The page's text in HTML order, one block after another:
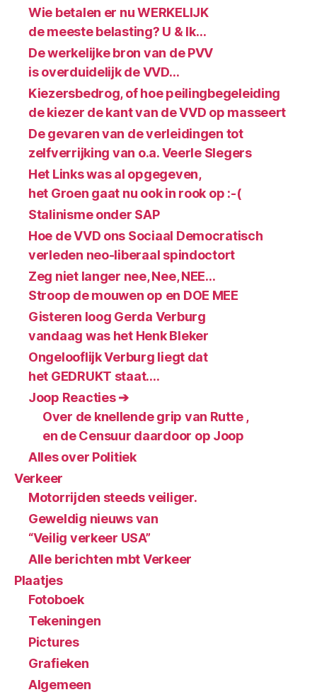
Wie betalen er nu WERKELIJK
de meeste belasting? U & Ik…
De werkelijke bron van de PVV
is overduidelijk de VVD…
Kiezersbedrog, of hoe peilingbegeleiding
de kiezer de kant van de VVD op masseert
De gevaren van de verleidingen tot
zelfverrijking van o.a. Veerle Slegers
Het Links was al opgegeven,
het Groen gaat nu ook in rook op :-(
Stalinisme onder SAP
Hoe de VVD ons Sociaal Democratisch
verleden neo-liberaal spindoctort
Zeg niet langer nee, Nee, NEE…
Stroop de mouwen op en DOE MEE
Gisteren loog Gerda Verburg
vandaag was het Henk Bleker
Ongelooflijk Verburg liegt dat
het GEDRUKT staat….
Joop Reacties ➔
Over de knellende grip van Rutte ,
en de Censuur daardoor op Joop
Alles over Politiek
Verkeer
Motorrijden steeds veiliger.
Geweldig nieuws van
“Veilig verkeer USA”
Alle berichten mbt Verkeer
Plaatjes
Fotoboek
Tekeningen
Pictures
Grafieken
Algemeen